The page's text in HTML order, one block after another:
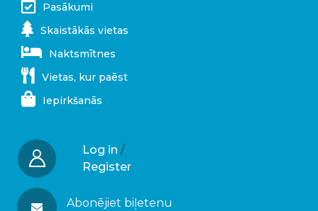
Pasākumi
Skaistākās vietas
Naktsmītnes
Vietas, kur paēst
Iepirkšanās
Log in /
Register
Abonējiet biļetenu